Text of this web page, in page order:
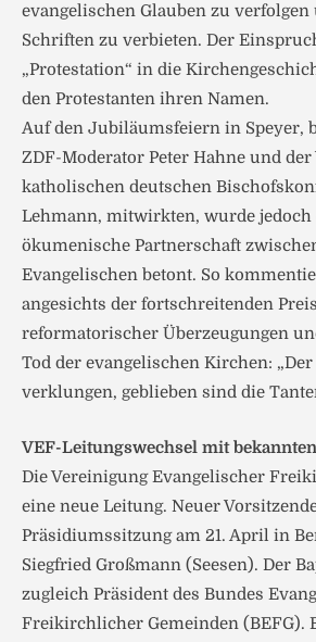
evangelischen Glauben zu
Schriften zu verbieten. Der
„Protestation“ in die
den Protestanten ihren Namen.
Auf den Jubiläumsfeiern in Speyer,
ZDF-Moderator Peter Hahne und
katholischen deutschen
Lehmann, mitwirkten, wurde jedoch
ökumenische Partnerschaft
Evangelischen betont. So
angesichts der fortschreitenden
reformatorischer Überzeugungen
Tod der evangelischen Kirchen:
verklungen, geblieben sind die
VEF-Leitungswechsel mit
Die Vereinigung Evangelischer
eine neue Leitung. Neuer
Präsidiumssitzung am 21. April in
Siegfried Großmann (Seesen). Der
zugleich Präsident des Bundes
Freikirchlicher Gemeinden (BEFG).